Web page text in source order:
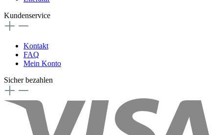
Kundenservice
Kontakt
FAQ
Mein Konto
Sicher bezahlen